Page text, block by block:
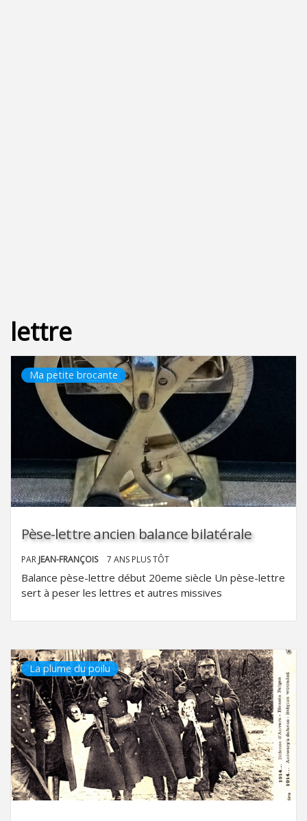
lettre
Ma petite brocante
Pèse-lettre ancien balance bilatérale
PAR JEAN-FRANÇOIS 7 ANS PLUS TÔT
Balance pèse-lettre début 20eme siècle Un pèse-lettre
sert à peser les lettres et autres missives
La plume du poilu